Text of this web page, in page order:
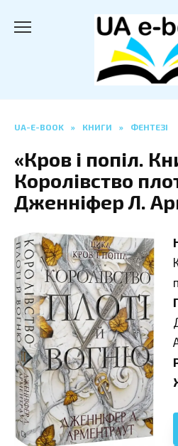
UA-E-BOOK » КНИГИ » ФЕНТЕЗІ
«Кров і попіл.
Королівство
Дженніфер Л.